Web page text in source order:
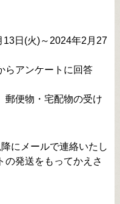
日(火)～2024年2月27
らアンケートに回答
便物・宅配物の受け
にメールで連絡いたし
の発送をもってかえさ